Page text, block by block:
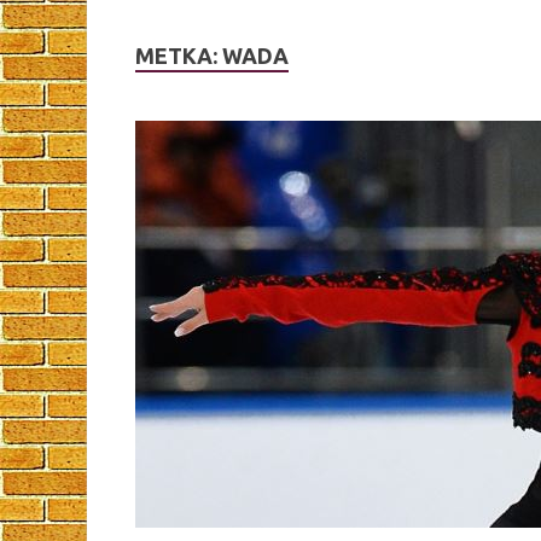
МЕТКА: WADA